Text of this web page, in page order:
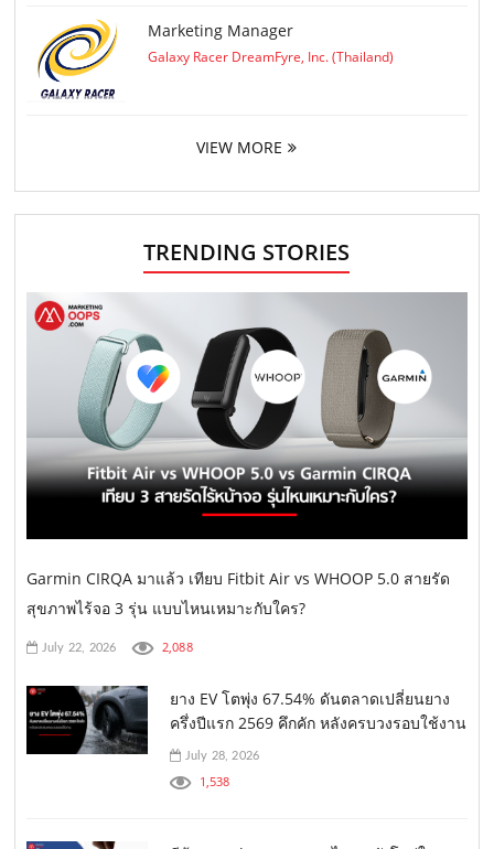
Marketing Manager
Galaxy Racer DreamFyre, Inc. (Thailand)
VIEW MORE
TRENDING STORIES
Garmin CIRQA มาแล้ว เทียบ Fitbit Air vs WHOOP 5.0 สายรัด
สุขภาพไร้จอ 3 รุ่น แบบไหนเหมาะกับใคร?
July 22, 2026 2,088
ยาง EV โตพุ่ง 67.54% ดันตลาดเปลี่ยนยาง
ครึ่งปีแรก 2569 คึกคัก หลังครบวงรอบใช้งาน
July 28, 2026
1,538